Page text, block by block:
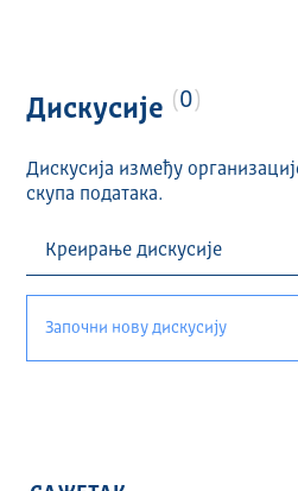
Дискусије 0
Дискусија између
скупа података.
Започни нову дискусију